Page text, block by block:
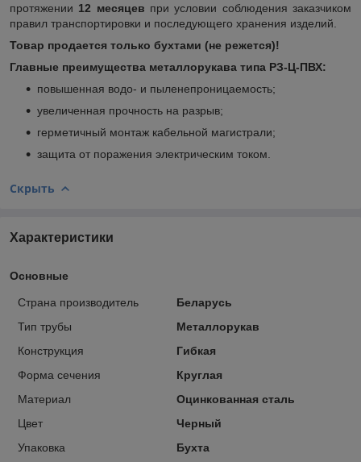
протяжении 12 месяцев при условии соблюдения заказчиком
правил транспортировки и последующего хранения изделий.
Товар продается только бухтами (не режется)!
Главные преимущества металлорукава типа РЗ-Ц-ПВХ:
повышенная водо- и пыленепроницаемость;
увеличенная прочность на разрыв;
герметичный монтаж кабельной магистрали;
защита от поражения электрическим током.
Скрыть
Характеристики
Основные
Страна производитель
Беларусь
Тип трубы
Металлорукав
Конструкция
Гибкая
Форма сечения
Круглая
Материал
Оцинкованная сталь
Цвет
Черный
Упаковка
Бухта